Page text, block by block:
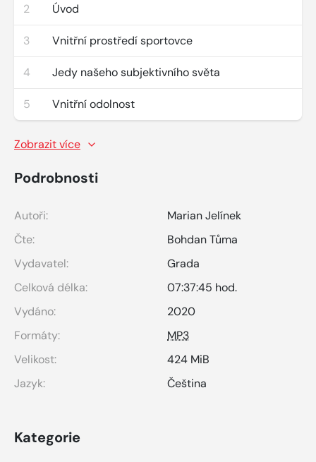
2 Úvod
3 Vnitřní prostředí sportovce
4 Jedy našeho subjektivního světa
5 Vnitřní odolnost
Zobrazit více
Podrobnosti
Autoři:
Marian Jelínek
Čte:
Bohdan Tůma
Vydavatel:
Grada
Celková délka:
07:37:45 hod.
Vydáno:
2020
Formáty:
MP3
Velikost:
424 MiB
Jazyk:
Čeština
Kategorie